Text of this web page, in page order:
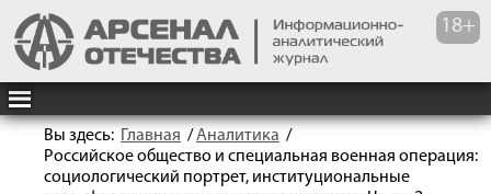
Вы здесь: Главная /Аналитика /
Российское общество и специальная военная операция:
социологический портрет, институциональные